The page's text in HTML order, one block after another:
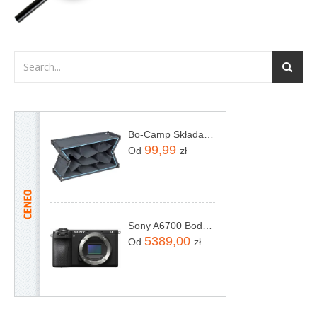
Od 99,99 zł
Od 5389,00 zł